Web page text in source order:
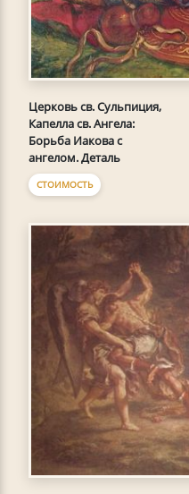
Церковь св. Сульпиция,
Капелла св. Ангела:
Борьба Иакова с
ангелом. Деталь
СТОИМОСТЬ